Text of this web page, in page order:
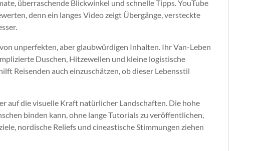
überraschende Blickwinkel und schnelle Tipps. YouTube
denn ein langes Video zeigt Übergänge, versteckte
unperfekten, aber glaubwürdigen Inhalten. Ihr Van-Leben
Duschen, Hitzewellen und kleine logistische
Reisenden auch einzuschätzen, ob dieser Lebensstil
auf die visuelle Kraft natürlicher Landschaften. Die hohe
binden kann, ohne lange Tutorials zu veröffentlichen,
nordische Reliefs und cineastische Stimmungen ziehen